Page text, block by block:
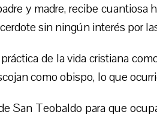
y madre, recibe cuantiosa
sin ningún interés por
de la vida cristiana
como obispo, lo que
San Teobaldo para que